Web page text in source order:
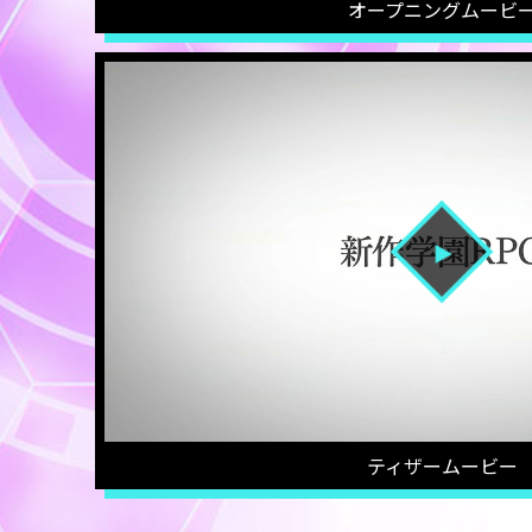
オープニングムービ
ティザームービー